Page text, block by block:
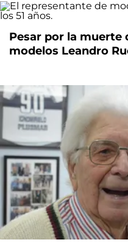
Pesar por la muerte
modelos Leandro